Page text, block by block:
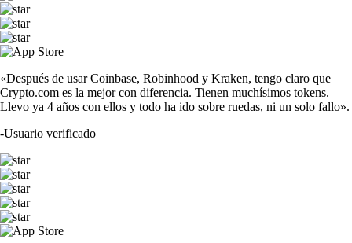
«Después de usar Coinbase, Robinhood y Kraken, tengo claro que
Crypto.com es la mejor con diferencia. Tienen muchísimos tokens.
Llevo ya 4 años con ellos y todo ha ido sobre ruedas, ni un solo fallo».
-Usuario verificado